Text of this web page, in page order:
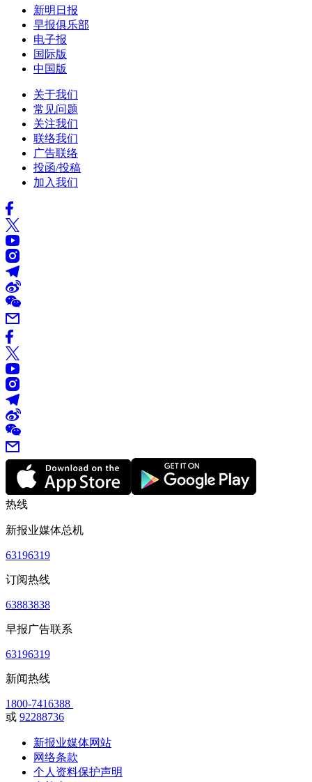
新明日报
早报俱乐部
电子报
国际版
中国版
关于我们
常见问题
关注我们
联络我们
广告联络
投函/投稿
加入我们
热线
新报业媒体总机
63196319
订阅热线
63883838
早报广告联系
63196319
新闻热线
1800-7416388
或 92288736
新报业媒体网站
网络条款
个人资料保护声明